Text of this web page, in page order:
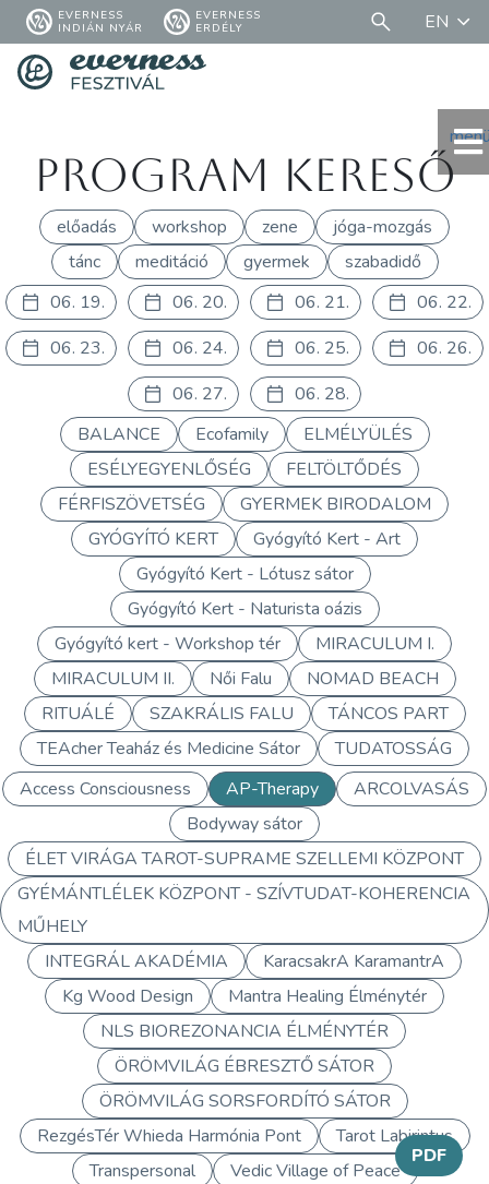
EVERNESS
INDIÁN NYÁR
EVERNESS
ERDÉLY
EN
Program kereső
előadás workshop zene
jóga-mozgás
tánc
meditáció gyermek
szabadidő
06. 19.
06. 20. 06. 21.
06. 22.
06. 23.
06. 24. 06. 25.
06. 26.
06. 27.
06. 28.
BALANCE
Ecofamily
ELMÉLYÜLÉS
ESÉLYEGYENLŐSÉG
FELTÖLTŐDÉS
FÉRFISZÖVETSÉG
GYERMEK BIRODALOM
GYÓGYÍTÓ KERT
Gyógyító Kert - Art
Gyógyító Kert - Lótusz sátor
Gyógyító Kert - Naturista oázis
Gyógyító kert - Workshop tér
MIRACULUM I.
MIRACULUM II.
Női Falu
NOMAD BEACH
RITUÁLÉ
SZAKRÁLIS FALU
TÁNCOS PART
TEAcher Teaház és Medicine Sátor
TUDATOSSÁG
Access Consciousness
AP-Therapy
ARCOLVASÁS
Bodyway sátor
ÉLET VIRÁGA TAROT-SUPRAME SZELLEMI KÖZPONT
GYÉMÁNTLÉLEK KÖZPONT - SZÍVTUDAT-KOHERENCIA
MŰHELY
INTEGRÁL AKADÉMIA
KaracsakrA KaramantrA
Kg Wood Design
Mantra Healing Élménytér
NLS BIOREZONANCIA ÉLMÉNYTÉR
ÖRÖMVILÁG ÉBRESZTŐ SÁTOR
ÖRÖMVILÁG SORSFORDÍTÓ SÁTOR
RezgésTér Whieda Harmónia Pont
Tarot Labirintus
Transpersonal
Vedic Village of Peace
PDF